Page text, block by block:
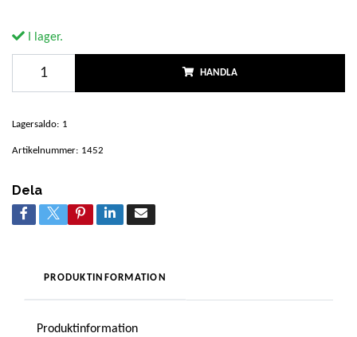
I lager.
HANDLA
Lagersaldo: 1
Artikelnummer: 1452
Dela
PRODUKTINFORMATION
Produktinformation